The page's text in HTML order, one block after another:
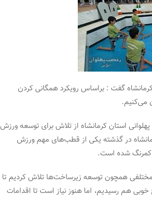
گفت : براساس رویکرد همگانی کردن
می‌کنیم.
استان کرمانشاه از تلاش برای توسعه ورزش
در گذشته یکی از قطب‌های مهم ورزش
کمرنگ شده است.
همچون توسعه زیرساخت‌ها تلاش کردیم تا
خوبی هم رسیدیم، اما هنوز نیاز است تا اقدامات